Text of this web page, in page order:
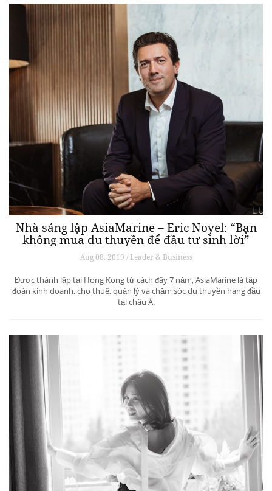
Nhà sáng lập AsiaMarine – Eric Noyel: “Bạn
không mua du thuyền để đầu tư sinh lời”
Aug 08, 2019 / Leader & Business
Được thành lập tại Hong Kong từ cách đây 7 năm, AsiaMarine là tập
đoàn kinh doanh, cho thuê, quản lý và chăm sóc du thuyền hàng đầu
tại châu Á.